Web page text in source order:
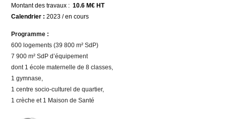
Montant des travaux :10.6 M€ HT
Calendrier : 2023 / en cours
Programme :
600 logements (39 800 m² SdP)
7 900 m² SdP d’équipement
dont 1 école maternelle de 8 classes,
1 gymnase,
1 centre socio-culturel de quartier,
1 crèche et 1 Maison de Santé